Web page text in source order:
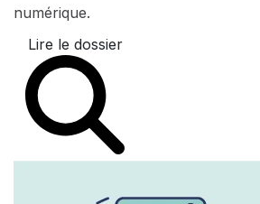
numérique.
Lire le dossier